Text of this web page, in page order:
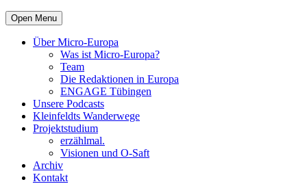
Open Menu
Über Micro-Europa
Was ist Micro-Europa?
Team
Die Redaktionen in Europa
ENGAGE Tübingen
Unsere Podcasts
Kleinfeldts Wanderwege
Projektstudium
erzählmal.
Visionen und O-Saft
Archiv
Kontakt